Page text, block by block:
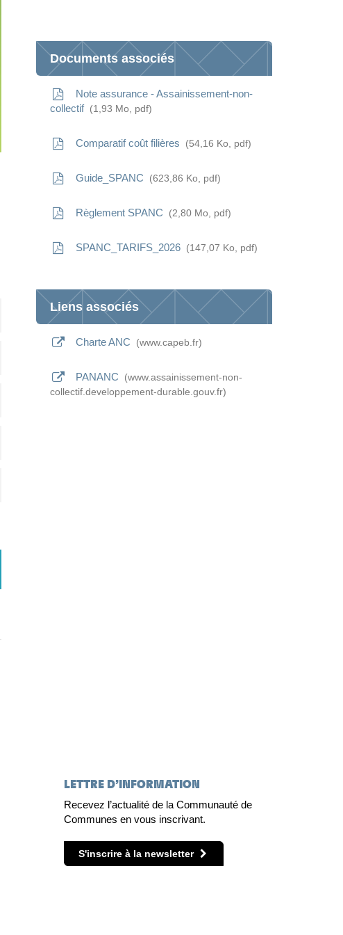
Documents associés
Note assurance - Assainissement-non-
collectif
1,93 Mo , pdf
Comparatif coût filières 54,16 Ko , pdf
Guide_SPANC 623,86 Ko , pdf
Règlement SPANC 2,80 Mo , pdf
SPANC_TARIFS_2026 147,07 Ko , pdf
Liens associés
Charte ANC www.capeb.fr
PANANC
www.assainissement-non-
collectif.developpement-durable.gouv.fr
LETTRE D’INFORMATION
Recevez l’actualité de la Communauté de
Communes en vous inscrivant.
S'inscrire à la newsletter